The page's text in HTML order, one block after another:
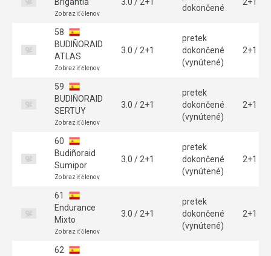
Zobraziť členov
dokončené
58
BUDIÑORAID
ATLAS
Zobraziť členov
3.0 / 2+1
pretek
dokončené
(vynútené)
2+1
59
BUDIÑORAID
SERTUY
Zobraziť členov
3.0 / 2+1
pretek
dokončené
(vynútené)
2+1
60
Budiñoraid
Sumipor
Zobraziť členov
3.0 / 2+1
pretek
dokončené
(vynútené)
2+1
61
Endurance
Mixto
Zobraziť členov
3.0 / 2+1
pretek
dokončené
(vynútené)
2+1
62